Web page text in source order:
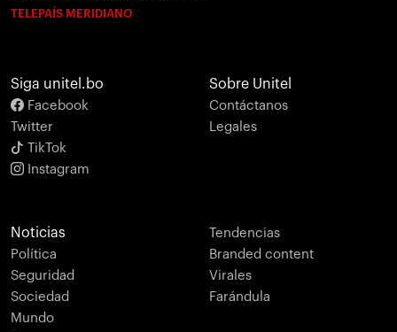
TELEPAÍS MERIDIANO
Siga unitel.bo
Facebook
Twitter
TikTok
Instagram
Sobre Unitel
Contáctanos
Legales
Noticias
Política
Seguridad
Sociedad
Mundo
Tendencias
Branded content
Virales
Farándula